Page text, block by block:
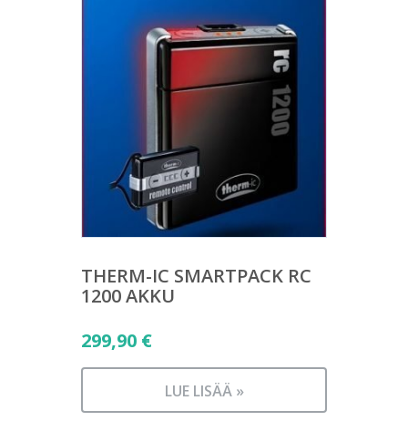
THERM-IC SMARTPACK RC
1200 AKKU
299,90 €
LUE LISÄÄ »